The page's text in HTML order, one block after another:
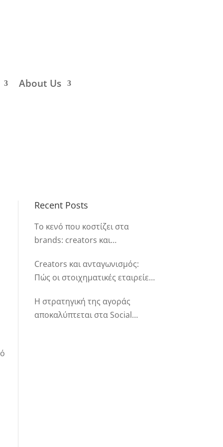
About Us
Recent Posts
Το κενό που κοστίζει στα
brands: creators και
εικόνα
Creators και ανταγωνισμός:
Πώς οι στοιχηματικές εταιρείες
social media
Η στρατηγική της αγοράς
αποκαλύπτεται στα Social